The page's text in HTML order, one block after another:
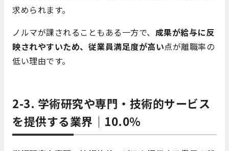
求められます。
ノルマが課されることもある一方で、 成果が給与に反
映されやすいため、従業員満足度が高い点が離職率の
低い理由です。
2-3. 学術研究や専門・技術的サービス
を提供する業界｜10.0％